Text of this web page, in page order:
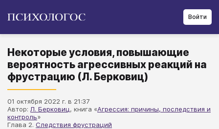
Войти
Некоторые условия, повышающие
вероятность агрессивных реакций на
фрустрацию (Л. Берковиц)
01 октября 2022 г. в 21:37
Автор: Л. Берковиц, книга «Агрессия: причины, последствия и
контроль»
Глава 2. Следствия фрустраций